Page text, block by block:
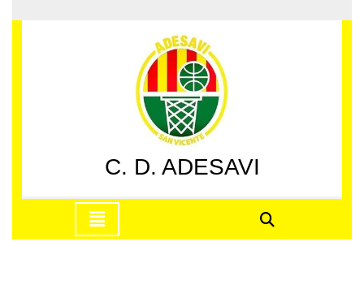
al
C. D. ADESAVI
apertura